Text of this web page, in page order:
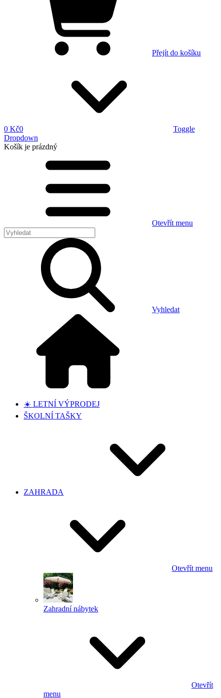
Přejít do košíku
0 Kč0
Toggle
Dropdown
Košík je prázdný
Otevřít menu
Vyhledat
☀️ LETNÍ VÝPRODEJ
ŠKOLNÍ TAŠKY
ZAHRADA
Otevřít menu
Zahradní nábytek
Otevřít
menu